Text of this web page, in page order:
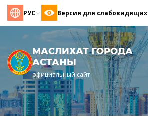
РУС Версия для слабовидящих
МАСЛИХАТ ГОРОДА
АСТАНЫ
официальный сайт